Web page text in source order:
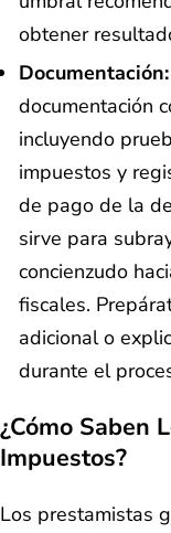
obtener
Documentación:
documentación
incluyendo
impuestos y
de pago de la
sirve para
concienzudo
fiscales.
adicional o
durante el
¿Cómo Saben
Impuestos?
Los prestamistas